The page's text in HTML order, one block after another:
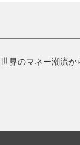
世界のマネー潮流か